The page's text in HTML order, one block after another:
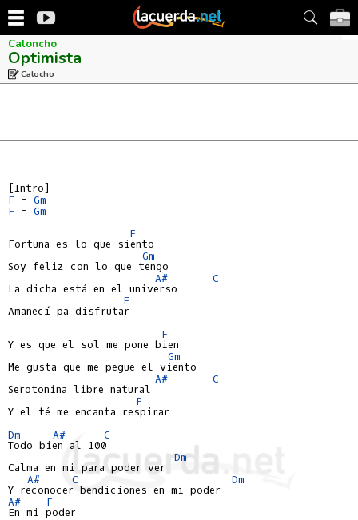
Caloncho
Optimista
Calocho
F - Gm
F - Gm
F
Fortuna es lo que siento
Gm
Soy feliz con lo que tengo
A#
C
La dicha está en el universo
F
Amanecí pa disfrutar
F
Y es que el sol me pone bien
Gm
Me gusta que me pegue el viento
A#
C
Serotonina libre natural
F
Y el té me encanta respirar
Dm
A#
C
Todo bien al 100
Dm
Calma en mi para poder ver
A#
C
Dm
A#
F
En mi poder